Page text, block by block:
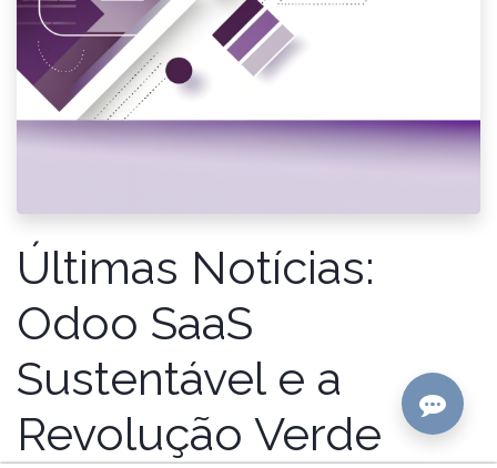
Últimas Notícias:
Odoo SaaS
Sustentável e a
Revolução Verde